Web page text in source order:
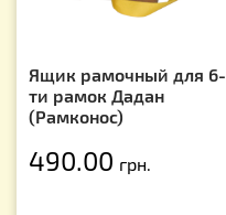
Ящик рамочный для 6-
ти рамок Дадан
(Рамконос)
490.00 грн.